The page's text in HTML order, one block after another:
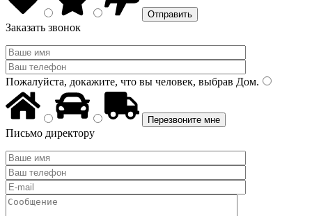
Заказать звонок
Пожалуйста, докажите, что вы человек, выбрав Дом.
Письмо директору